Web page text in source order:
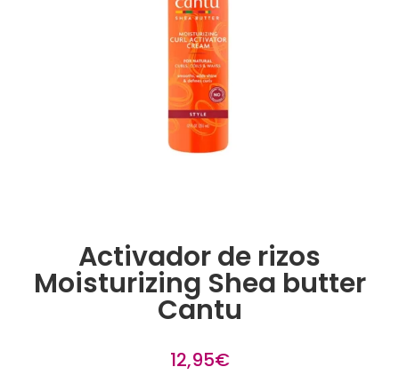
Activador de rizos
Moisturizing Shea butter
Cantu
12,95€